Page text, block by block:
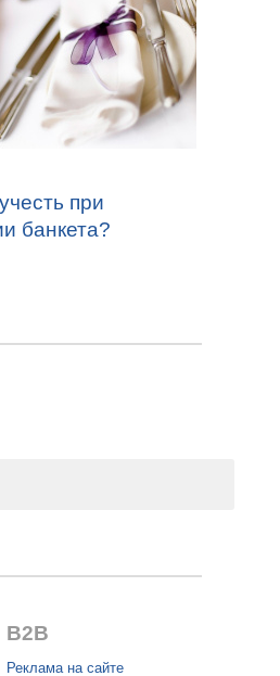
при
банкета?
B2B
Реклама на сайте